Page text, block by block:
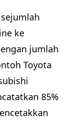
ke
jumlah
Toyota
85%